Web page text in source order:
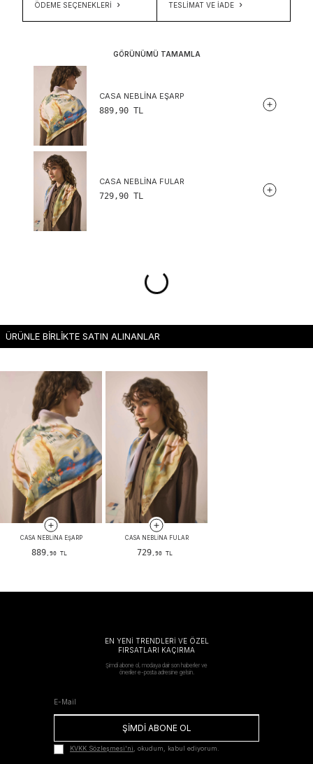
ÖDEME SEÇENEKLERI TESLIMAT VE İADE
GÖRÜNÜMÜ TAMAMLA
CASA NEBLINA EŞARP
889,90 TL
CASA NEBLINA FULAR
729,90 TL
ÜRÜNLE BİRLİKTE SATIN ALINANLAR
CASA NEBLINA EŞARP
889 ,90 TL
CASA NEBLINA FULAR
729 ,90 TL
EN YENİ TRENDLERİ VE ÖZEL
FIRSATLARI KAÇIRMA
Şimdi abone ol, modaya dair son haberler ve
öneriler e-posta adresine gelsin.
ŞİMDİ ABONE OL
KVKK Sözleşmesi'ni, okudum, kabul ediyorum.